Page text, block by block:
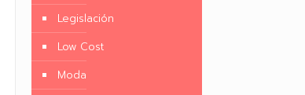
Legislación
Low Cost
Moda